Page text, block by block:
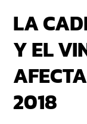
LA
Y EL
2018